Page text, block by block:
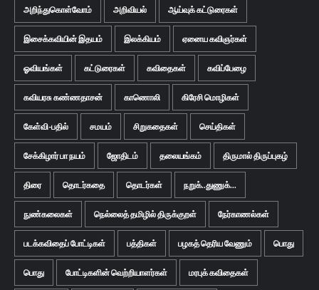
அறிந்துகொள்வோம் அறிவியல் ஆய்வுக் கட்டுரைகள்
இசைக்கவியின் இதயம் இலக்கியம் ஏனைய கவிஞர்கள்
ஓவியங்கள் கட்டுரைகள் கவிதைகள் கவிப்பேழை
கவியரசு கண்ணதாசன் காணொலி கிரேசி மொழிகள்
கேள்வி-பதில் சமயம் சிறுகதைகள் செய்திகள்
சேக்கிழார் பா நயம் ஜோதிடம் தலையங்கம் திருமால் திருப்புகழ்
திரை தொடர்கதை தொடர்கள் நறுக்..துணுக்...
நுண்கலைகள் நெல்லைத் தமிழில் திருக்குறள் நேர்காணல்கள்
படக்கவிதைப் போட்டிகள் பத்திகள் பழகத் தெரிய வேணும் பொது
பொது போட்டிகளின் வெற்றியாளர்கள் மரபுக் கவிதைகள்